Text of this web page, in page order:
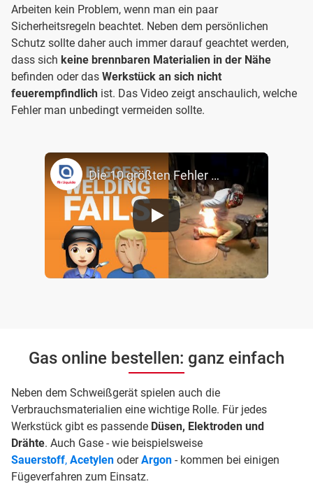
Die 10 größten Fehler beim Schweißen // Welding fails
Arbeiten kein Problem, wenn man ein paar
Sicherheitsregeln beachtet. Neben dem persönlichen
Schutz sollte daher auch immer darauf geachtet werden,
dass sich keine brennbaren Materialien in der Nähe
befinden oder das Werkstück an sich nicht
feuerempfindlich ist. Das Video zeigt anschaulich, welche
Fehler man unbedingt vermeiden sollte.
Gas online bestellen: ganz einfach
Neben dem Schweißgerät spielen auch die
Verbrauchsmaterialien eine wichtige Rolle. Für jedes
Werkstück gibt es passende Düsen, Elektroden und
Drähte. Auch Gase - wie beispielsweise
Sauerstoff, Acetylen oderArgon - kommen bei einigen
Fügeverfahren zum Einsatz.